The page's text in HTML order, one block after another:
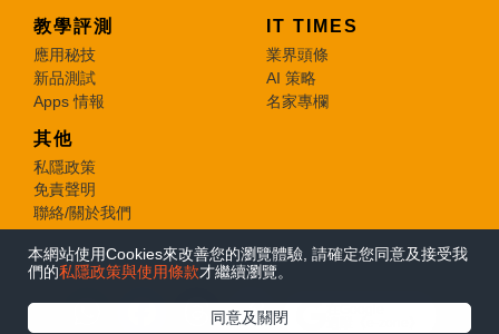
教學評測
應用秘技
新品測試
Apps 情報
IT TIMES
業界頭條
AI 策略
名家專欄
其他
私隱政策
免責聲明
聯絡/關於我們
© 2026 e-zone. All Rights Reserved.
本網站使用Cookies來改善您的瀏覽體驗, 請確定您同意及接受我
們的私隱政策與使用條款才繼續瀏覽。
同意及關閉